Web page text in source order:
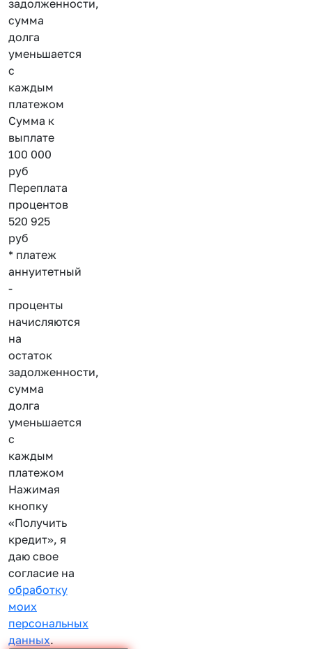
задолженности,
сумма
долга
уменьшается
с
каждым
платежом
Сумма к
выплате
100 000
руб
Переплата
процентов
520 925
руб
* платеж
аннуитетный
-
проценты
начисляются
на
остаток
задолженности,
сумма
долга
уменьшается
с
каждым
платежом
Нажимая
кнопку
«Получить
кредит», я
даю свое
согласие на
обработку
моих
персональных
данных.